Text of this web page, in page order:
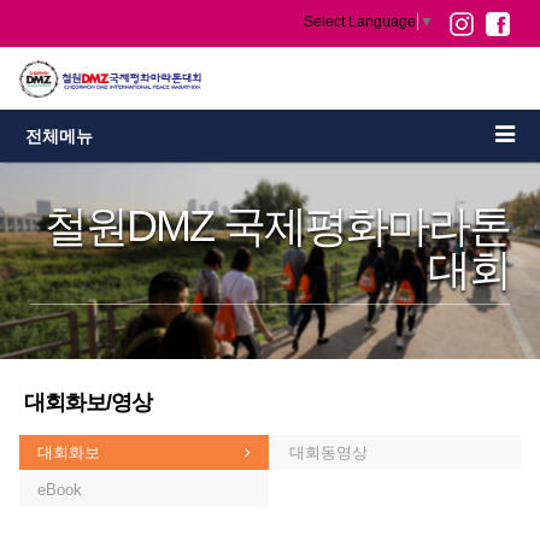
Select Language ▼
전체메뉴
철원DMZ 국제평화마라톤
대회
대회화보/영상
대회화보 대회동영상
eBook